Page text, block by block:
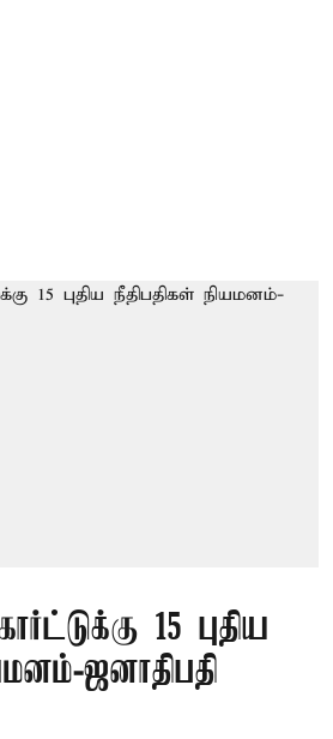
15 புதிய
ஜனாதிபதி